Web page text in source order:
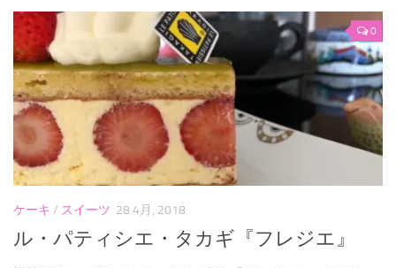
0
ケーキ / スイーツ 28 4月, 2018
ル・パティシエ・タカギ『フレジエ』